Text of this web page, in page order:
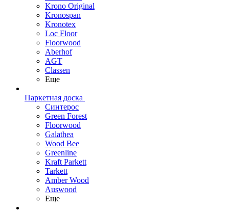
Krono Original
Kronospan
Kronotex
Loc Floor
Floorwood
Aberhof
AGT
Classen
Еще
Паркетная доска
Синтерос
Green Forest
Floorwood
Galathea
Wood Bee
Greenline
Kraft Parkett
Tarkett
Amber Wood
Auswood
Еще